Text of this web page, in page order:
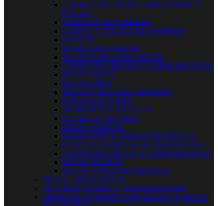
CONFECCION MOBILIARIO JARDÍN Y
PISCINA
COJINES Y ALFOMBRAS
CARPAS Y TOLDOS DE SOMBREO
BANCOS
MOBILIARIO JARDIN
SILLAS Y SILLONES METAL
CONJUNTOS RESINA Y COMPLEMENTOS
MESAS METAL
BALANCINES
SILLAS Y SILLONES MADERA
PARASOLES Y PIES
TUMBONAS Y BUTACAS
BAULES Y ARCONES
MESAS MADERA
MOBILIARIO Y JUEGOS INFANTILES
FUNDAS Y LONETAS DE PROTECCIÓN
CONJUNTOS METAL Y COMPLEMENTOS
MESAS RESINAS
SILLAS Y SILLONES RESINAS
RIEGO - MICRO RIEGO
PULVERIZADORES Y VAPORIZADORES
SEMILLEROS MINIINVERNADEROS Y MESAS